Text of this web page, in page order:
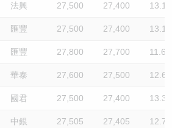
法興 27,500 27,400 13.1
匯豐 27,500 27,400 13.1
匯豐 27,800 27,700 11.6
華泰 27,600 27,500 12.6
國君 27,500 27,400 13.3
中銀 27,505 27,405 12.7